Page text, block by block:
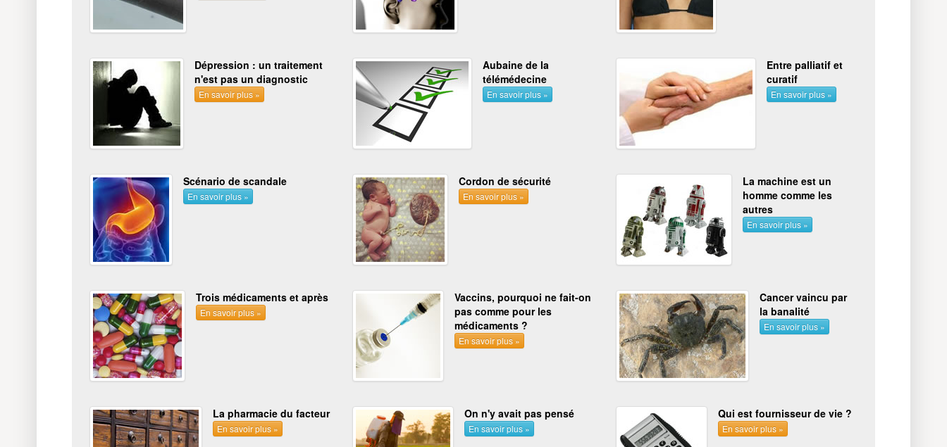
Dépression : un traitement
n'est pas un diagnostic
En savoir plus »
Aubaine de la
télémédecine
En savoir plus »
Entre palliatif et
curatif
En savoir plus »
Scénario de scandale
En savoir plus »
Cordon de sécurité
En savoir plus »
La machine est un
homme comme les
autres
En savoir plus »
Trois médicaments et après
En savoir plus »
Vaccins, pourquoi ne fait-on
pas comme pour les
médicaments ?
En savoir plus »
Cancer vaincu par
la banalité
En savoir plus »
La pharmacie du facteur
En savoir plus »
On n'y avait pas pensé
En savoir plus »
Qui est fournisseur de vie ?
En savoir plus »